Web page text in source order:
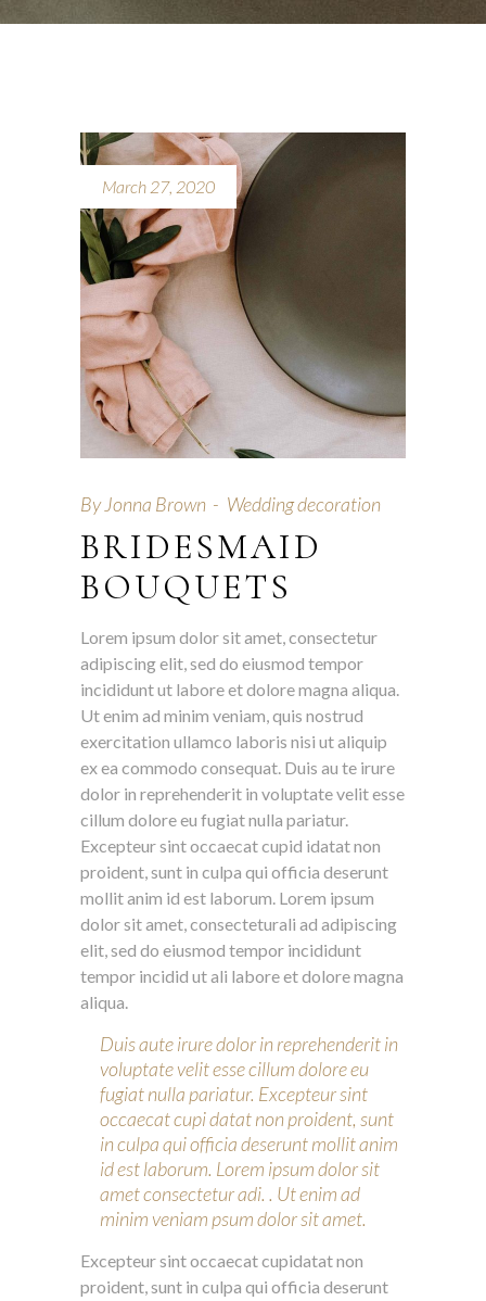
March 27, 2020
By Jonna Brown Wedding decoration
BRIDESMAID
BOUQUETS
Lorem ipsum dolor sit amet, consectetur
adipiscing elit, sed do eiusmod tempor
incididunt ut labore et dolore magna aliqua.
Ut enim ad minim veniam, quis nostrud
exercitation ullamco laboris nisi ut aliquip
ex ea commodo consequat. Duis au te irure
dolor in reprehenderit in voluptate velit esse
cillum dolore eu fugiat nulla pariatur.
Excepteur sint occaecat cupid idatat non
proident, sunt in culpa qui officia deserunt
mollit anim id est laborum. Lorem ipsum
dolor sit amet, consecteturali ad adipiscing
elit, sed do eiusmod tempor incididunt
tempor incidid ut ali labore et dolore magna
aliqua.
Duis aute irure dolor in reprehenderit in
voluptate velit esse cillum dolore eu
fugiat nulla pariatur. Excepteur sint
occaecat cupi datat non proident, sunt
in culpa qui officia deserunt mollit anim
id est laborum. Lorem ipsum dolor sit
amet consectetur adi. . Ut enim ad
minim veniam psum dolor sit amet.
Excepteur sint occaecat cupidatat non
proident, sunt in culpa qui officia deserunt